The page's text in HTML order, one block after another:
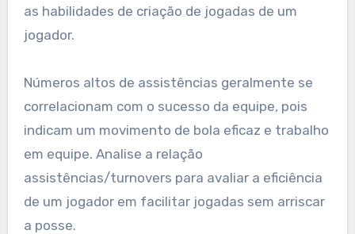
as habilidades de criação de jogadas de um
jogador.
Números altos de assistências geralmente se
correlacionam com o sucesso da equipe, pois
indicam um movimento de bola eficaz e trabalho
em equipe. Analise a relação
assistências/turnovers para avaliar a eficiência
de um jogador em facilitar jogadas sem arriscar
a posse.